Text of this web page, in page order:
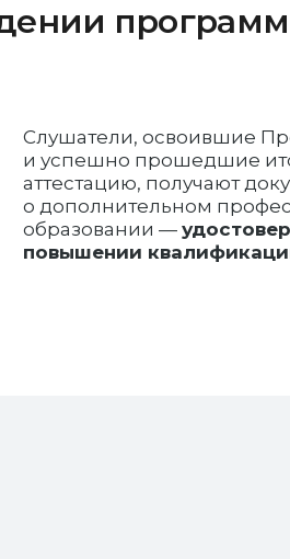
Слушатели, освоившие
и успешно прошедшие
аттестацию, получают
о дополнительном
образовании —
повышении